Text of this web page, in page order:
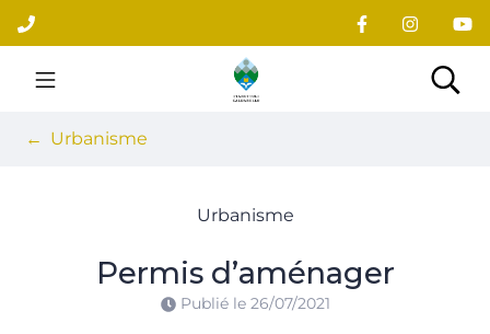
Aller
au
contenu
Site officiel du village
Urbanisme
Urbanisme
Permis d’aménager
Publié le 26/07/2021